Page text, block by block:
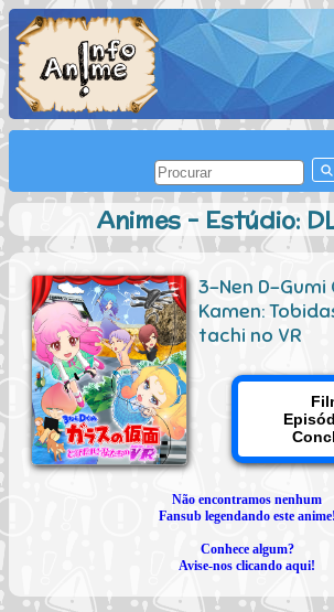
Animes - Estúdio:
3-Nen D-Gumi
Kamen:
tachi no VR
Não encontramos nenhum
Fansub legendando este anime!
Conhece algum?
Avise-nos clicando aqui!